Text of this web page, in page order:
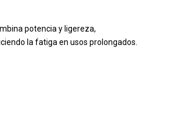
potencia y ligereza,
la fatiga en usos prolongados.